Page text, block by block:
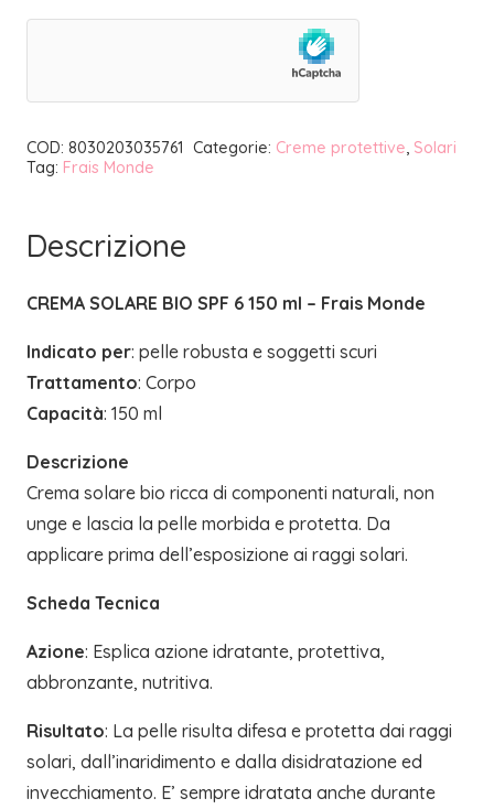
CREMA
6
150
MONDE
COD: 8030203035761 Categorie: Creme protettive, Solari
Tag: Frais Monde
Descrizione
CREMA SOLARE BIO SPF 6 150 ml – Frais Monde
Indicato per: pelle robusta e soggetti scuri
Trattamento: Corpo
Capacità: 150 ml
Descrizione
Crema solare bio ricca di componenti naturali, non
unge e lascia la pelle morbida e protetta. Da
applicare prima dell’esposizione ai raggi solari.
Scheda Tecnica
Azione: Esplica azione idratante, protettiva,
abbronzante, nutritiva.
Risultato: La pelle risulta difesa e protetta dai raggi
solari, dall’inaridimento e dalla disidratazione ed
invecchiamento. E’ sempre idratata anche durante